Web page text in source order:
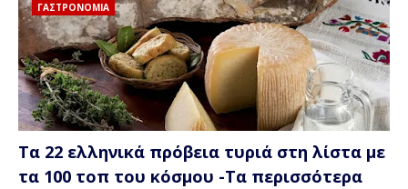
ΓΑΣΤΡΟΝΟΜΙΑ
Τα 22 ελληνικά πρόβεια τυριά στη λίστα με
τα 100 τοπ του κόσμου -Τα περισσότερα